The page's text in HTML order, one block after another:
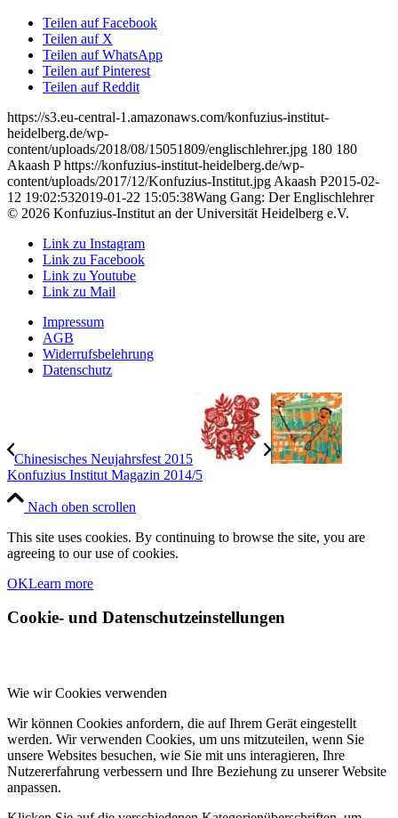
Teilen auf Facebook
Teilen auf X
Teilen auf WhatsApp
Teilen auf Pinterest
Teilen auf Reddit
https://s3.eu-central-1.amazonaws.com/konfuzius-institut-
heidelberg.de/wp-
content/uploads/2018/08/15051809/englischlehrer.jpg 180 180
Akaash P https://konfuzius-institut-heidelberg.de/wp-
content/uploads/2017/12/Konfuzius-Institut.jpg Akaash P2015-02-
12 19:02:532019-01-22 15:05:38Wang Gang: Der Englischlehrer
© 2026 Konfuzius-Institut an der Universität Heidelberg e.V.
Link zu Instagram
Link zu Facebook
Link zu Youtube
Link zu Mail
Impressum
AGB
Widerrufsbelehrung
Datenschutz
Chinesisches Neujahrsfest 2015
Konfuzius Institut Magazin 2014/5
Nach oben scrollen
This site uses cookies. By continuing to browse the site, you are
agreeing to our use of cookies.
OKLearn more
Cookie- und Datenschutzeinstellungen
Wie wir Cookies verwenden
Wir können Cookies anfordern, die auf Ihrem Gerät eingestellt
werden. Wir verwenden Cookies, um uns mitzuteilen, wenn Sie
unsere Websites besuchen, wie Sie mit uns interagieren, Ihre
Nutzererfahrung verbessern und Ihre Beziehung zu unserer Website
anpassen.